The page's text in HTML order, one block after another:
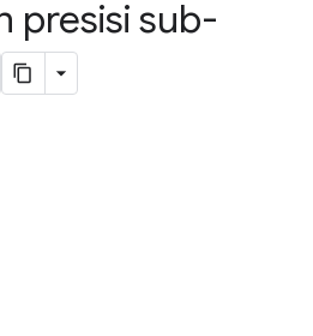
presisi sub-